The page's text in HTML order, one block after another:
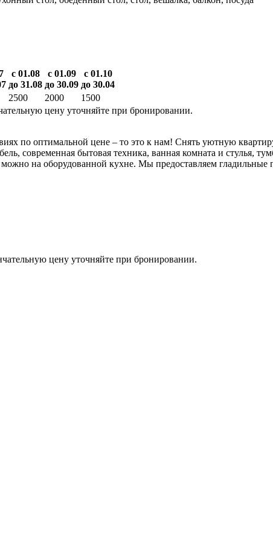
с 01.08
до 31.08
с 01.09
до 30.09
с 01.10
до 30.04
2500 2000
1500
цену уточняйте при бронировании.
по оптимальной цене – то это к нам! Снять уютную
современная бытовая техника, ванная комната и стулья,
можно на оборудованной кухне. Мы предоставляем
цену уточняйте при бронировании.